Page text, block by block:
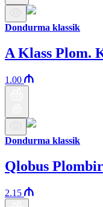
Dondurma klassik
A Klass Plom.
1.00
Dondurma klassik
Qlobus
2.15